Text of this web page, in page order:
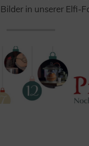
in unserer Elfi-